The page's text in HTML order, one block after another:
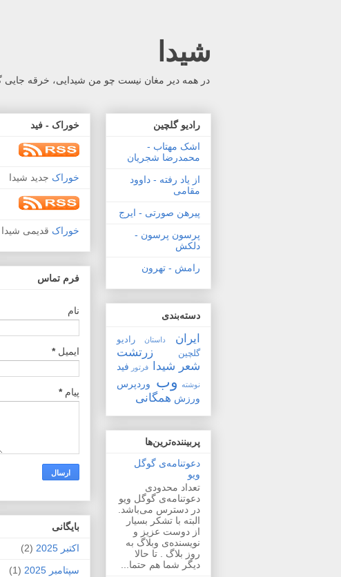
شیدا
در همه دیر مغان نیست چو من شیدایی، خرقه جایی
رادیو گلچین
اشک مهتاب -
محمدرضا شجریان
از یاد رفته - داوود
مقامی
پیرهن صورتی - ایرج
پرسون پرسون -
دلکش
رامش - تهرون
دسته‌بندی
ایران داستان
رادیو
گلچین
زرتشت
شعر شیدا فرتور فید
نوشته وب
وردپرس
ورزش همگانی
پربیننده‌ترین‌ها
دعوتنامه‌ی گوگل
ویو
تعداد محدودی
دعوتنامه‌ی گوگل ویو
در دسترس می‌باشد.
البته با تشکر بسیار
از دوست عزیز و
نویسنده‌ی وبلاگ به
روز بلاگ . تا حالا
دیگر شما هم حتما...
خوراک - فید
خوراک جدید شیدا
خوراک قدیمی شیدا
فرم تماس
نام
ایمیل*
پیام*
بايگانی
اکتبر 2025
(2)
سپتامبر 2025
(1)